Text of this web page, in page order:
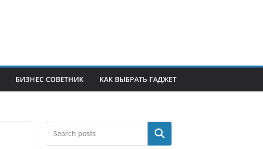
БИЗНЕС СОВЕТНИК КАК ВЫБРАТЬ ГАДЖЕТ
Поиск